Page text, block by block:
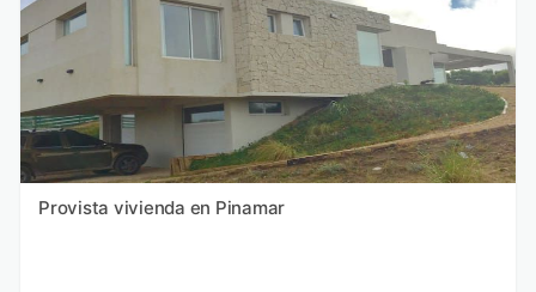
Provista vivienda en Pinamar